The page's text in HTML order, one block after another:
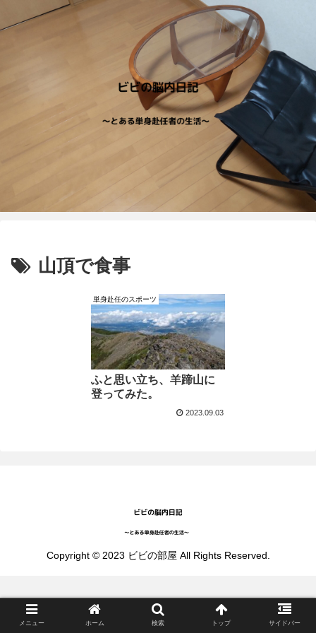
山頂で食事
単身赴任のスポーツ
ふと思い立ち、羊蹄山に
登ってみた。
2023.09.03
Copyright © 2023 ビビの部屋 All Rights Reserved.
メニュー ホーム 検索 トップ サイドバー